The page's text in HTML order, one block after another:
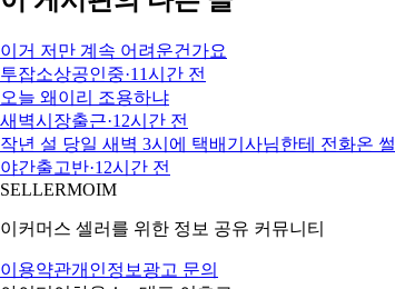
이거 저만 계속 어려운건가요
투잡소상공인중·11시간 전
오늘 왜이리 조용하냐
새벽시장출근·12시간 전
작년 설 당일 새벽 3시에 택배기사님한테 전화온 썰
야간출고반·12시간 전
SELLERMOIM
이커머스 셀러를 위한 정보 공유 커뮤니티
이용약관개인정보 광고 문의